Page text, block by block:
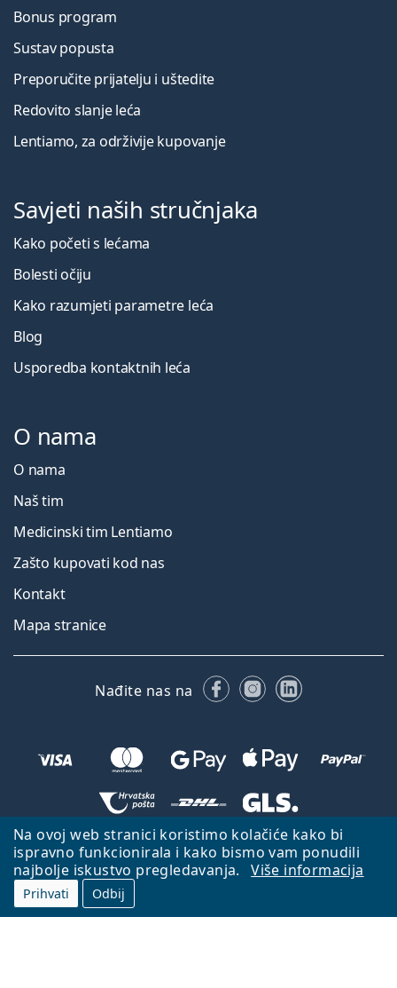
Na ovoj web stranici koristimo kolačiće kako bi
ispravno funkcionirala i kako bismo vam ponudili
najbolje iskustvo pregledavanja.
Više informacija
Prihvati Odbij
Bonus program
Sustav popusta
Preporučite prijatelju i uštedite
Redovito slanje leća
Lentiamo, za održivije kupovanje
Savjeti naših stručnjaka
Kako početi s lećama
Bolesti očiju
Kako razumjeti parametre leća
Blog
Usporedba kontaktnih leća
O nama
O nama
Naš tim
Medicinski tim Lentiamo
Zašto kupovati kod nas
Kontakt
Mapa stranice
Nađite nas na FacebookuInstagramu
LinkedIn
Natrag na početnu stranicu
Idi gore
Lentiamo.hr je u vlasništvu i upravljanju tvrtke Lentiamo s.r.o., Češka
Republika